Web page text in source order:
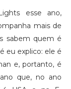
esse ano,
mais de
sabem quem é
eu explico: ele é
e, portanto, é
que, no ano